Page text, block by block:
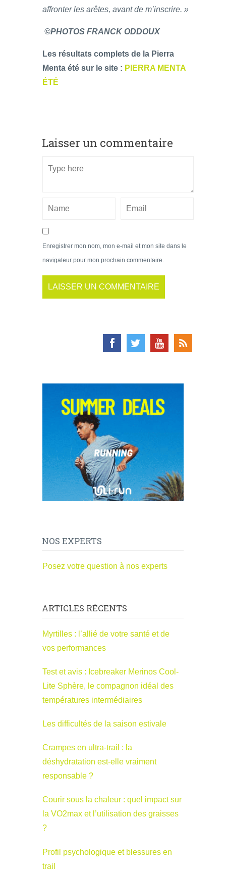
affronter les arêtes, avant de m’inscrire. »
©PHOTOS FRANCK ODDOUX
Les résultats complets de la Pierra
Menta été sur le site : PIERRA MENTA
ÉTÉ
Laisser un commentaire
Enregistrer mon nom, mon e-mail et mon site dans le
navigateur pour mon prochain commentaire.
NOS EXPERTS
Posez votre question à nos experts
ARTICLES RÉCENTS
Myrtilles : l’allié de votre santé et de
vos performances
Test et avis : Icebreaker Merinos Cool-
Lite Sphère, le compagnon idéal des
températures intermédiaires
Les difficultés de la saison estivale
Crampes en ultra-trail : la
déshydratation est-elle vraiment
responsable ?
Courir sous la chaleur : quel impact sur
la VO2max et l’utilisation des graisses
?
Profil psychologique et blessures en
trail